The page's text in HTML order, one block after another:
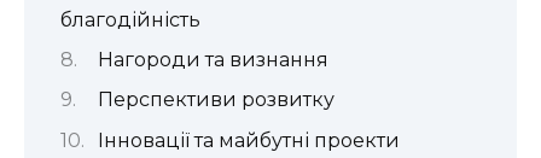
благодійність
Нагороди та визнання
Перспективи розвитку
Інновації та майбутні проекти